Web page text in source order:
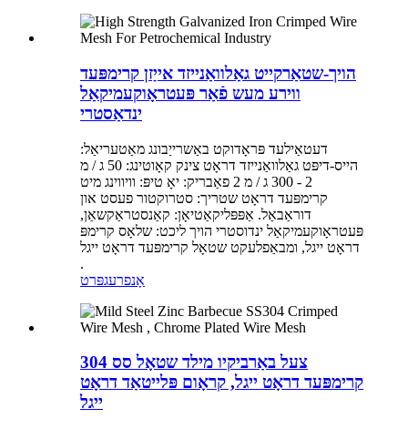
הויך-שטאַרקייט גאַלוואַנייזד אייַזן קרימפּעד
ווירע מעש פֿאַר פּעטראָוקעמיקאַל
ינדאַסטרי
דעטאַילעד פּראָדוקט באַשרייַבונג מאַטעריאַל:
הייס-דיפּט גאַלוואַנייזד דראָט צינק קאָוטינג: 50 ג / מ
2 - 300 ג / מ 2 פאַבריק: יאָ טיפּ: וויווינג מיט
קרימפּעד דראָט שטריך: סטרוקטור פעסט און
דוראַבאַל. אַפּפּליקאַטיאָן: קאַנסטראַקשאַן,
פּעטראָוקעמיקאַל ינדוסטרי הויך ליכט: שלאָס קרימפּ
דראָט ייגל, ומבאַפלעקט שטאָל קרימפּעד דראָט ייגל
.
אָנפרעגפּרט
צעל באַרביקיו מילד שטאָל סס 304
קרימפּעד דראָט ייגל, קראָום פּלייטאַד דראָט
ייגל